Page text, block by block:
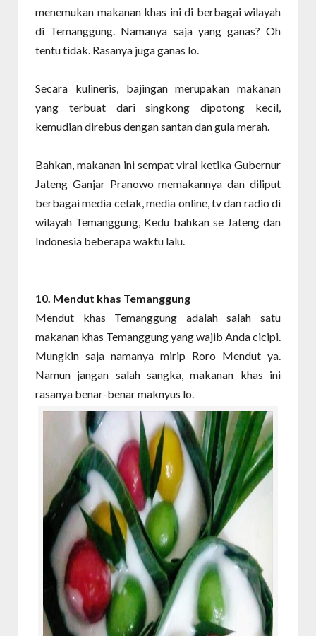
menemukan makanan khas ini di berbagai wilayah
di Temanggung. Namanya saja yang ganas? Oh
tentu tidak. Rasanya juga ganas lo.
Secara kulineris, bajingan merupakan makanan
yang terbuat dari singkong dipotong kecil,
kemudian direbus dengan santan dan gula merah.
Bahkan, makanan ini sempat viral ketika Gubernur
Jateng Ganjar Pranowo memakannya dan diliput
berbagai media cetak, media online, tv dan radio di
wilayah Temanggung, Kedu bahkan se Jateng dan
Indonesia beberapa waktu lalu.
10. Mendut khas Temanggung
Mendut khas Temanggung adalah salah satu
makanan khas Temanggung yang wajib Anda cicipi.
Mungkin saja namanya mirip Roro Mendut ya.
Namun jangan salah sangka, makanan khas ini
rasanya benar-benar maknyus lo.